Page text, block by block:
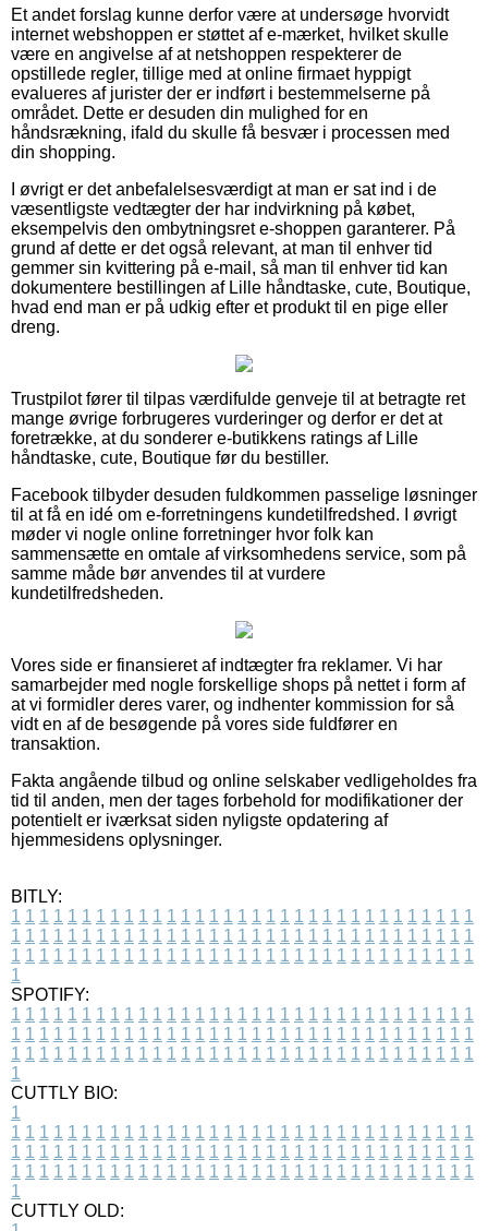
Et andet forslag kunne derfor være at undersøge hvorvidt
internet webshoppen er støttet af e-mærket, hvilket skulle
være en angivelse af at netshoppen respekterer de
opstillede regler, tillige med at online firmaet hyppigt
evalueres af jurister der er indført i bestemmelserne på
området. Dette er desuden din mulighed for en
håndsrækning, ifald du skulle få besvær i processen med
din shopping.
I øvrigt er det anbefalelsesværdigt at man er sat ind i de
væsentligste vedtægter der har indvirkning på købet,
eksempelvis den ombytningsret e-shoppen garanterer. På
grund af dette er det også relevant, at man til enhver tid
gemmer sin kvittering på e-mail, så man til enhver tid kan
dokumentere bestillingen af Lille håndtaske, cute, Boutique,
hvad end man er på udkig efter et produkt til en pige eller
dreng.
Trustpilot fører til tilpas værdifulde genveje til at betragte ret
mange øvrige forbrugeres vurderinger og derfor er det at
foretrække, at du sonderer e-butikkens ratings af Lille
håndtaske, cute, Boutique før du bestiller.
Facebook tilbyder desuden fuldkommen passelige løsninger
til at få en idé om e-forretningens kundetilfredshed. I øvrigt
møder vi nogle online forretninger hvor folk kan
sammensætte en omtale af virksomhedens service, som på
samme måde bør anvendes til at vurdere
kundetilfredsheden.
Vores side er finansieret af indtægter fra reklamer. Vi har
samarbejder med nogle forskellige shops på nettet i form af
at vi formidler deres varer, og indhenter kommission for så
vidt en af de besøgende på vores side fuldfører en
transaktion.
Fakta angående tilbud og online selskaber vedligeholdes fra
tid til anden, men der tages forbehold for modifikationer der
potentielt er iværksat siden nyligste opdatering af
hjemmesidens oplysninger.
BITLY:
1 1 1 1 1 1 1 1 1 1 1 1 1 1 1 1 1 1 1 1 1 1 1 1 1 1 1 1 1 1 1 1 1
1 1 1 1 1 1 1 1 1 1 1 1 1 1 1 1 1 1 1 1 1 1 1 1 1 1 1 1 1 1 1 1 1
1 1 1 1 1 1 1 1 1 1 1 1 1 1 1 1 1 1 1 1 1 1 1 1 1 1 1 1 1 1 1 1 1
1
SPOTIFY:
1 1 1 1 1 1 1 1 1 1 1 1 1 1 1 1 1 1 1 1 1 1 1 1 1 1 1 1 1 1 1 1 1
1 1 1 1 1 1 1 1 1 1 1 1 1 1 1 1 1 1 1 1 1 1 1 1 1 1 1 1 1 1 1 1 1
1 1 1 1 1 1 1 1 1 1 1 1 1 1 1 1 1 1 1 1 1 1 1 1 1 1 1 1 1 1 1 1 1
1
CUTTLY BIO:
1
1 1 1 1 1 1 1 1 1 1 1 1 1 1 1 1 1 1 1 1 1 1 1 1 1 1 1 1 1 1 1 1 1
1 1 1 1 1 1 1 1 1 1 1 1 1 1 1 1 1 1 1 1 1 1 1 1 1 1 1 1 1 1 1 1 1
1 1 1 1 1 1 1 1 1 1 1 1 1 1 1 1 1 1 1 1 1 1 1 1 1 1 1 1 1 1 1 1 1
1
CUTTLY OLD: